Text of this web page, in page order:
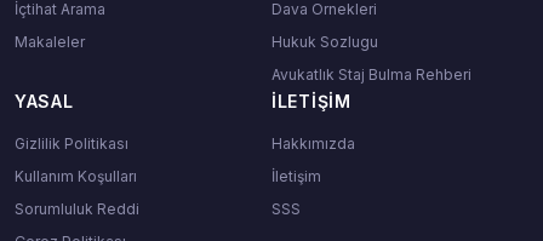
İçtihat Arama
Makaleler
Dava Ornekleri
Hukuk Sozlugu
Avukatlık Staj Bulma Rehberi
YASAL
Gizlilik Politikası
Kullanım Koşulları
Sorumluluk Reddi
İLETIŞIM
Hakkımızda
İletişim
SSS